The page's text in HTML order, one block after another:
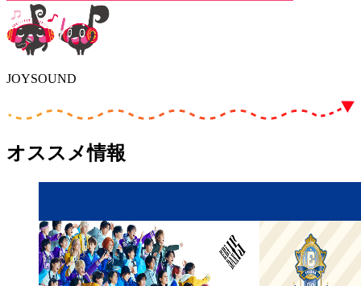
JOYSOUND
オススメ情報